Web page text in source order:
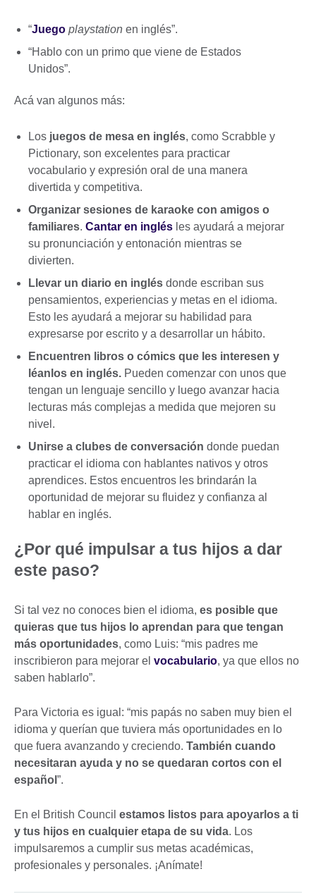
“Juego playstation en inglés”.
“Hablo con un primo que viene de Estados
Unidos”.
Acá van algunos más:
Los juegos de mesa en inglés, como Scrabble y
Pictionary, son excelentes para practicar
vocabulario y expresión oral de una manera
divertida y competitiva.
Organizar sesiones de karaoke con amigos o
familiares. Cantar en inglés les ayudará a mejorar
su pronunciación y entonación mientras se
divierten.
Llevar un diario en inglés donde escriban sus
pensamientos, experiencias y metas en el idioma.
Esto les ayudará a mejorar su habilidad para
expresarse por escrito y a desarrollar un hábito.
Encuentren libros o cómics que les interesen y
léanlos en inglés. Pueden comenzar con unos que
tengan un lenguaje sencillo y luego avanzar hacia
lecturas más complejas a medida que mejoren su
nivel.
Unirse a clubes de conversación donde puedan
practicar el idioma con hablantes nativos y otros
aprendices. Estos encuentros les brindarán la
oportunidad de mejorar su fluidez y confianza al
hablar en inglés.
¿Por qué impulsar a tus hijos a dar
este paso?
Si tal vez no conoces bien el idioma, es posible que
quieras que tus hijos lo aprendan para que tengan
más oportunidades, como Luis: “mis padres me
inscribieron para mejorar el vocabulario, ya que ellos no
saben hablarlo”.
Para Victoria es igual: “mis papás no saben muy bien el
idioma y querían que tuviera más oportunidades en lo
que fuera avanzando y creciendo. También cuando
necesitaran ayuda y no se quedaran cortos con el
español ”.
En el British Council estamos listos para apoyarlos a ti
y tus hijos en cualquier etapa de su vida. Los
impulsaremos a cumplir sus metas académicas,
profesionales y personales. ¡Anímate!